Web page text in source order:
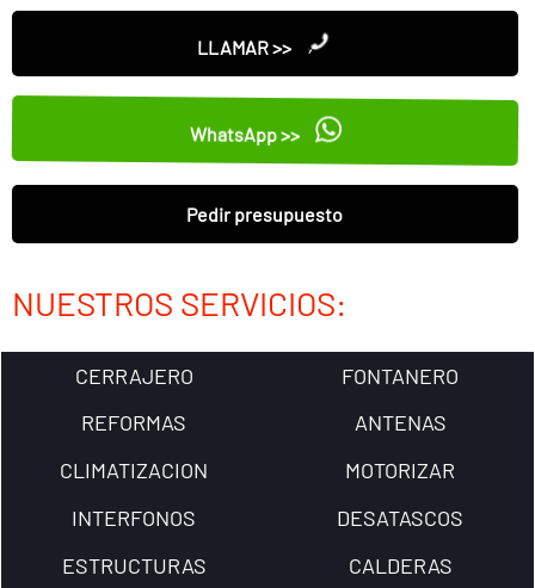
LLAMAR >>
WhatsApp >>
Pedir presupuesto
NUESTROS SERVICIOS:
CERRAJERO
FONTANERO
REFORMAS
ANTENAS
CLIMATIZACION
MOTORIZAR
INTERFONOS
DESATASCOS
ESTRUCTURAS
CALDERAS